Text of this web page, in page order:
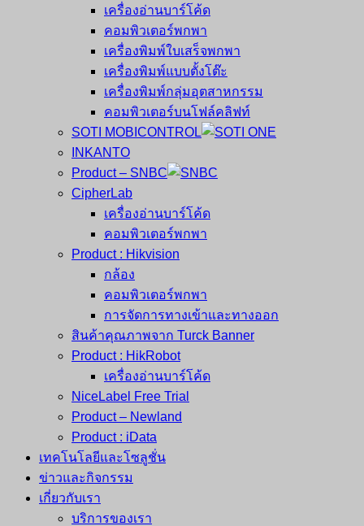
เครื่องอ่านบาร์โค้ด
คอมพิวเตอร์พกพา
เครื่องพิมพ์ใบเสร็จพกพา
เครื่องพิมพ์แบบตั้งโต๊ะ
เครื่องพิมพ์กลุ่มอุตสาหกรรม
คอมพิวเตอร์บนโฟล์คลิฟท์
SOTI MOBICONTROL
INKANTO
Product – SNBC
CipherLab
เครื่องอ่านบาร์โค้ด
คอมพิวเตอร์พกพา
Product : Hikvision
กล้อง
คอมพิวเตอร์พกพา
การจัดการทางเข้าและทางออก
สินค้าคุณภาพจาก Turck Banner
Product : HikRobot
เครื่องอ่านบาร์โค้ด
NiceLabel Free Trial
Product – Newland
Product : iData
เทคโนโลยีและโซลูชั่น
ข่าวและกิจกรรม
เกี่ยวกับเรา
บริการของเรา